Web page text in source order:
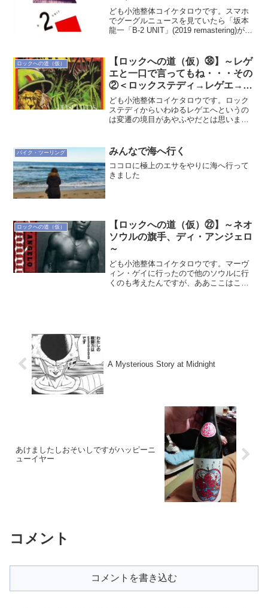
ども小池整体コイケタロウです。スマホ
でグーグルニュースを見ていたら「坂本
龍一「B-2 UNIT」(2019 remastering)が配
（心臓ﾄｸﾄｸ）」というもので・...
ロックへの道（仮）
【ロックへの道（仮）㊳】～レゲ
エと一口で言ってもね・・・その
②＜ロックステディ→レゲエ→ダ
ブ①＞～
ども小池整体コイケタロウです。ロック
ステディからいわゆるレゲエへというの
は変遷の境目があやふやだとは思います
のかと思えばいいと思います。ワタシも
別に評論家でもないので曲...
バイク・ツーリング みんなで海へ行く
ココロに極上のエサをやりに海へ行って
きました
ロックへの道（仮）
【ロックへの道（仮）㉒】～ネオ
ソウルの旗手、ディ・アンジェロ
～
ども小池整体コイケタロウです。マーヴ
ィン・ゲイに行ったので他のソウルに行
くのも考えたんですが、ああここはこの
A Mysterious Story at Midnight
あけましたしおそいしですがハッピーニ
ューイヤー
コメント
コメントを書き込む